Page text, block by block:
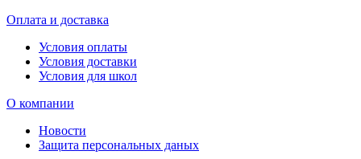
Оплата и доставка
Условия оплаты
Условия доставки
Условия для школ
О компании
Новости
Защита персональных даных